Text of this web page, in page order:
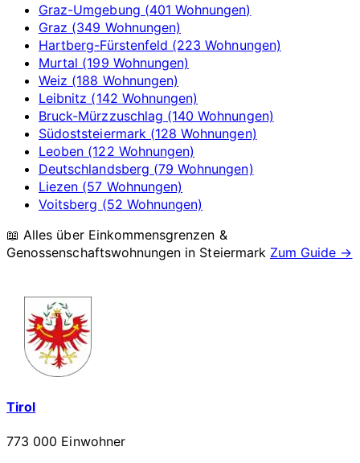
Graz-Umgebung (401 Wohnungen)
Graz (349 Wohnungen)
Hartberg-Fürstenfeld (223 Wohnungen)
Murtal (199 Wohnungen)
Weiz (188 Wohnungen)
Leibnitz (142 Wohnungen)
Bruck-Mürzzuschlag (140 Wohnungen)
Südoststeiermark (128 Wohnungen)
Leoben (122 Wohnungen)
Deutschlandsberg (79 Wohnungen)
Liezen (57 Wohnungen)
Voitsberg (52 Wohnungen)
📖 Alles über Einkommensgrenzen &
Genossenschaftswohnungen in Steiermark Zum Guide →
Tirol
773 000 Einwohner